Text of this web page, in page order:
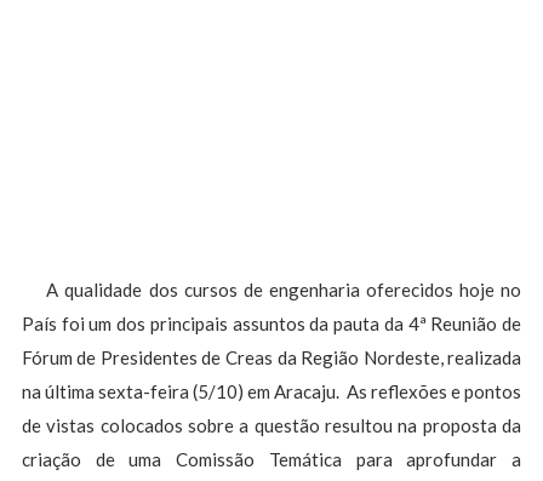
A qualidade dos cursos de engenharia oferecidos hoje no
País foi um dos principais assuntos da pauta da 4ª Reunião de
Fórum de Presidentes de Creas da Região Nordeste, realizada
na última sexta-feira (5/10) em Aracaju. As reflexões e pontos
de vistas colocados sobre a questão resultou na proposta da
criação de uma Comissão Temática para aprofundar a